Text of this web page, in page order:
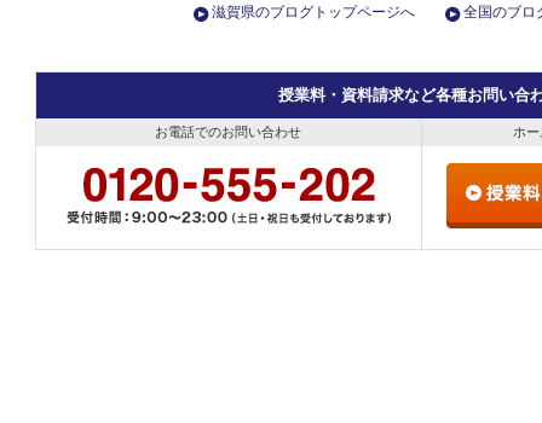
滋賀県のブログトップページへ 全国のブロ
授業料・資料請求など各種お問い合
お電話でのお問い合わせ ホ